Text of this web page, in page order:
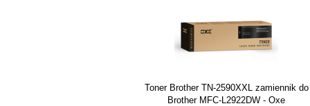
Toner Brother TN-2590XXL zamiennik do
Brother MFC-L2922DW - Oxe